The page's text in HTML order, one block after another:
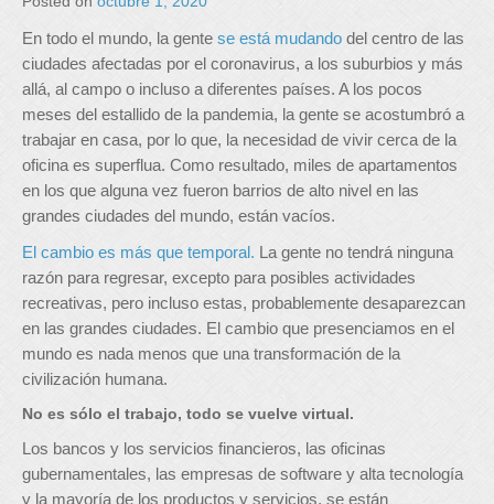
En todo el mundo, la gente se está mudando del centro de las
ciudades afectadas por el coronavirus, a los suburbios y más
allá, al campo o incluso a diferentes países. A los pocos
meses del estallido de la pandemia, la gente se acostumbró a
trabajar en casa, por lo que, la necesidad de vivir cerca de la
oficina es superflua. Como resultado, miles de apartamentos
en los que alguna vez fueron barrios de alto nivel en las
grandes ciudades del mundo, están vacíos.
El cambio es más que temporal. La gente no tendrá ninguna
razón para regresar, excepto para posibles actividades
recreativas, pero incluso estas, probablemente desaparezcan
en las grandes ciudades. El cambio que presenciamos en el
mundo es nada menos que una transformación de la
civilización humana.
No es sólo el trabajo, todo se vuelve virtual.
Los bancos y los servicios financieros, las oficinas
gubernamentales, las empresas de software y alta tecnología
y la mayoría de los productos y servicios, se están